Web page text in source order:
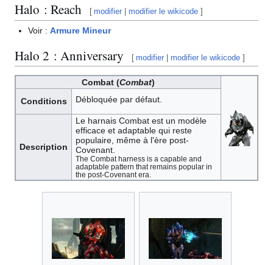
Halo : Reach [ modifier |modifier le wikicode ]
Voir :Armure Mineur
Halo 2 : Anniversary [ modifier |modifier le wikicode ]
Combat (Combat)
Conditions
Débloquée par défaut.
Description
Le harnais Combat est un modèle
efficace et adaptable qui reste
populaire, même à l'ère post-
Covenant.
The Combat harness is a capable and
adaptable pattern that remains popular in
the post-Covenant era.